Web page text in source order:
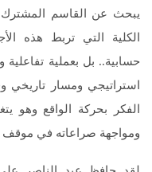
يبحث عن القاسم المشترك
الكلية التي تربط هذه
حسابية.. بل بعملية
استراتيجي ومسار
الفكر بحركة الواقع وهو
ومواجهة صراعاته في موقف